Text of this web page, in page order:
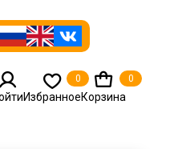
Избранное
0
Корзина
0